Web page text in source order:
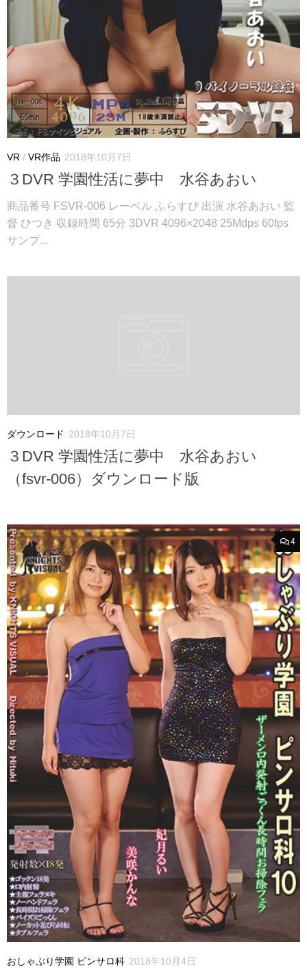
VR / VR作品 2018年10月7日
３DVR 学園性活に夢中 水谷あおい
商品番号 FSVR-006 レーベル ふらすぴ 出演 水谷あおい 監
督 ひつき 収録時間 65分 3DVR 4096×2048 25Mdps 60fps
サンプ...
ダウンロード 2018年10月7日
３DVR 学園性活に夢中 水谷あおい
（fsvr-006）ダウンロード版
4
おしゃぶり学園 ピンサロ科 2018年10月4日